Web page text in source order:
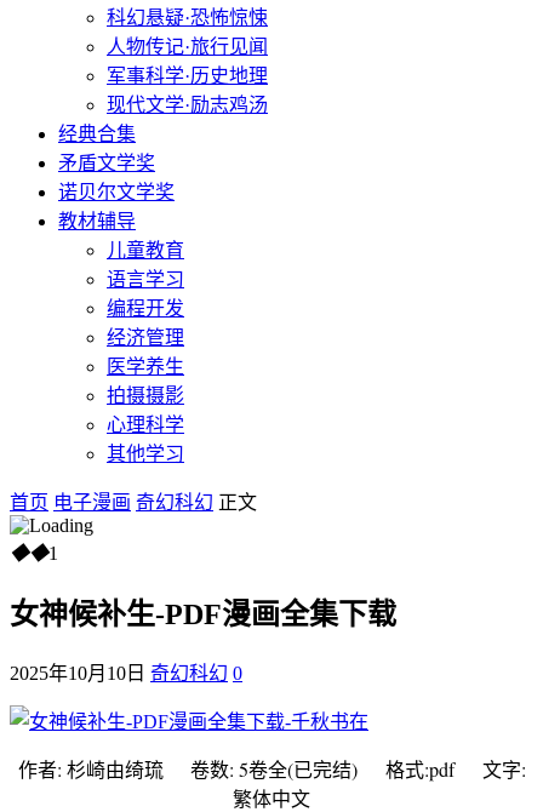
科幻悬疑·恐怖惊悚
人物传记·旅行见闻
军事科学·历史地理
现代文学·励志鸡汤
经典合集
矛盾文学奖
诺贝尔文学奖
教材辅导
儿童教育
语言学习
编程开发
经济管理
医学养生
拍摄摄影
心理科学
其他学习
首页 电子漫画 奇幻科幻 正文
◆◆1
女神候补生-PDF漫画全集下载
2025年10月10日 奇幻科幻 0
作者: 杉崎由绮琉 卷数: 5卷全(已完结) 格式:pdf 文字:
繁体中文